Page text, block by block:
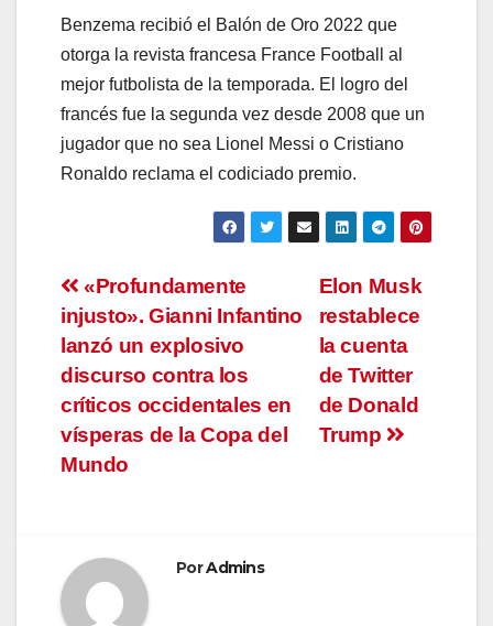
Benzema recibió el Balón de Oro 2022 que
otorga la revista francesa France Football al
mejor futbolista de la temporada. El logro del
francés fue la segunda vez desde 2008 que un
jugador que no sea Lionel Messi o Cristiano
Ronaldo reclama el codiciado premio.
Navegación
de
entradas
Elon Musk
restablece
la cuenta
de Twitter
de Donald
Trump
«Profundamente
injusto». Gianni Infantino
lanzó un explosivo
discurso contra los
críticos occidentales en
vísperas de la Copa del
Mundo
PorAdmins